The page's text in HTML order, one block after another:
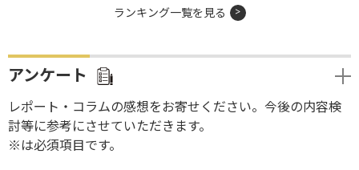
ランキング一覧を見る
アンケート
レポート・コラムの感想をお寄せください。今後の内容検
討等に参考にさせていただきます。
※は必須項目です。